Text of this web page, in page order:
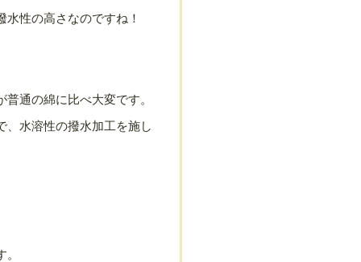
性の高さなのですね！
通の綿に比べ大変です。
、水溶性の撥水加工を施し